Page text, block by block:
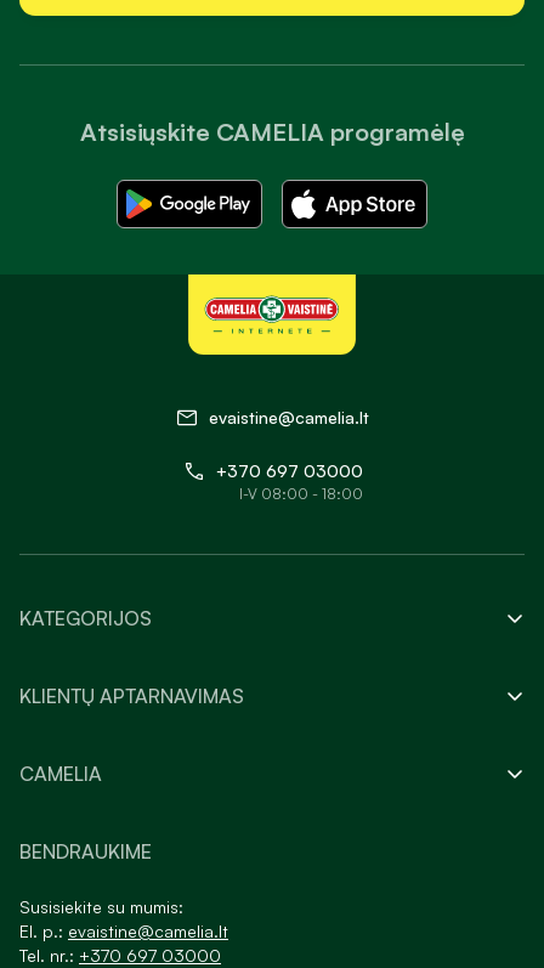
Atsisiųskite CAMELIA programėlę
evaistine@camelia.lt
+370 697 03000
I-V 08:00 - 18:00
KATEGORIJOS
KLIENTŲ APTARNAVIMAS
CAMELIA
BENDRAUKIME
Susisiekite su mumis:
El. p.: evaistine@camelia.lt
Tel. nr.: +370 697 03000